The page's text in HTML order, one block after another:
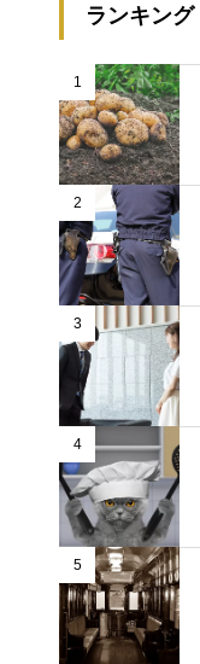
ランキング
1
2
3
4
5